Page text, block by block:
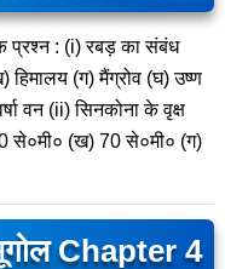
प्रश्न : (i) रबड़ का संबंध
(ग) मैंग्रोव (घ) उष्ण
वन (ii) सिनकोना के वृक्ष
से०मी० (ख) 70 से०मी० (ग)
Chapter 4